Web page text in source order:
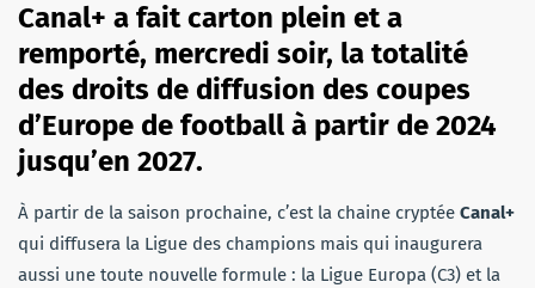
Canal+ a fait carton plein et a
remporté, mercredi soir, la totalité
des droits de diffusion des coupes
d’Europe de football à partir de 2024
jusqu’en 2027.
À partir de la saison prochaine, c’est la chaine cryptée Canal+
qui diffusera la Ligue des champions mais qui inaugurera
aussi une toute nouvelle formule : la Ligue Europa (C3) et la